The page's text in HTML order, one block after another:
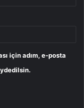
için adım, e-posta